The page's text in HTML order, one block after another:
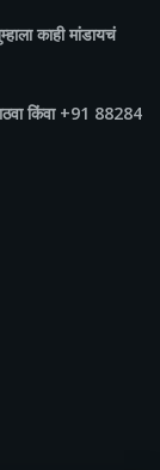
काही मांडायचं
किंवा +91 88284